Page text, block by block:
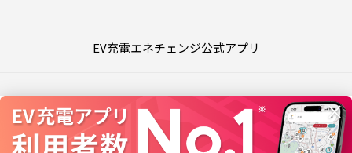
EV充電エネチェンジ公式アプリ
よくあるご質問 エックス Youtube Instagram
個人情報保護方針 運営会社 資金決済法に基づく表記
×